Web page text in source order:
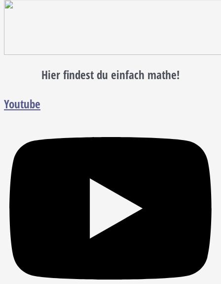
Hier findest du einfach mathe!
Youtube